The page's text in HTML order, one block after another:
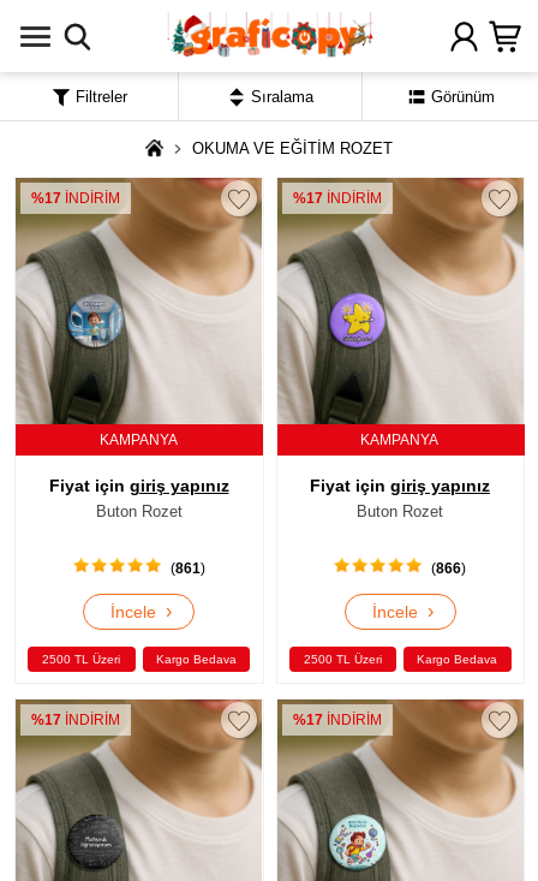
OKUMA VE EĞİTİM ROZET
%17 İNDİRİM
KAMPANYA
Fiyat için giriş yapınız
Buton Rozet
(861)
İncele ›
2500 TL Üzeri Kargo Bedava
%17İNDİRİM
KAMPANYA
Fiyat için giriş yapınız
Buton Rozet
(866)
İncele ›
2500 TL Üzeri Kargo Bedava
%17 İNDİRİM %17İNDİRİM
Filtreler Sıralama Görünüm